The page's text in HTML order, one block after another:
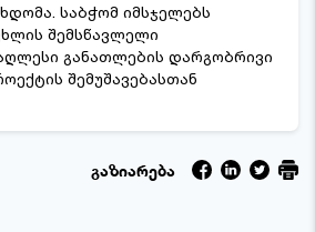
საბჭომ იმსჯელებს
შემსწავლელი
განათლების დარგობრივი
შემუშავებასთან
გაზიარება